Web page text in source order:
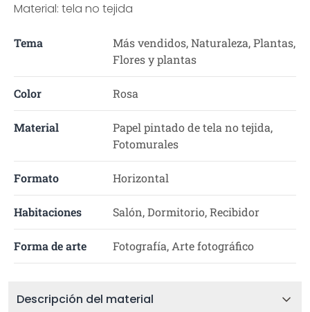
Material: tela no tejida
Tema
Más vendidos, Naturaleza, Plantas,
Flores y plantas
Color Rosa
Material
Papel pintado de tela no tejida,
Fotomurales
Formato Horizontal
Habitaciones Salón, Dormitorio, Recibidor
Forma de arte Fotografía, Arte fotográfico
Descripción del material